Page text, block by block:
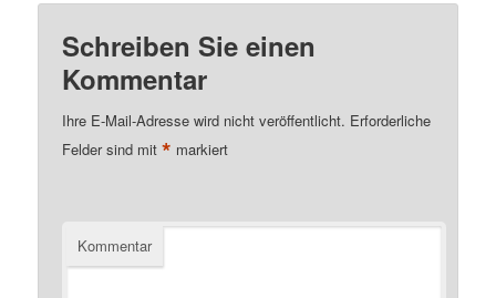
Schreiben Sie einen
Kommentar
Ihre E-Mail-Adresse wird nicht veröffentlicht. Erforderliche
Felder sind mit* markiert
Kommentar